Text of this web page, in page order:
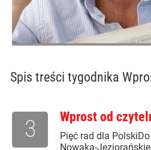
Spis treści tygodnika
Wprost od
Pięć rad dla
Nowaka-
3